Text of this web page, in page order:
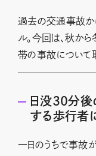
過去の交通事故か
ル。今回は、秋か
帯の事故について
日没30分後
する歩行者
一日のうちで事故